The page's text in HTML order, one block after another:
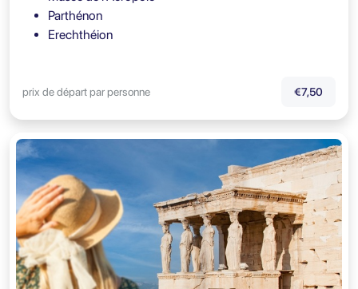
Parthénon
Erechthéion
prix de départ par personne €7,50